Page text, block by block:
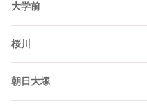
大学前
桜川
朝日大塚